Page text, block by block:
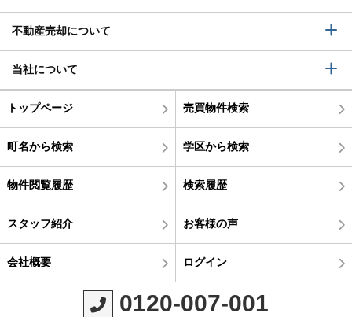
不動産売却について
当社について
トップページ 売買物件検索
町名から検索 学区から検索
物件閲覧履歴 検索履歴
スタッフ紹介 お客様の声
会社概要 ログイン
0120-007-001